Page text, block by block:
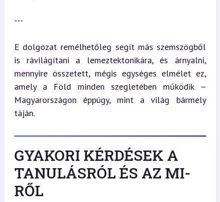
---
E dolgozat remélhetőleg segít más szemszögből
is rávilágítani a lemeztektonikára, és árnyalni,
mennyire összetett, mégis egységes elmélet ez,
amely a Föld minden szegletében működik –
Magyarországon éppúgy, mint a világ bármely
táján.
GYAKORI KÉRDÉSEK A
TANULÁSRÓL ÉS AZ MI-
RŐL